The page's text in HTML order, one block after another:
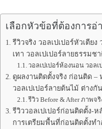
เลือกหัวข้อที่ต้องการอ่
รีวิวจริง วอลเปเปอร์หัวเตีย
เทา วอลเปเปอร์ลายธรรม
วอลเปเปอร์ห้องนอน วอล
ดูผลงานติดตั้งจริง ก่อนติด –
วอลเปเปอร์ลายต้นไม้ ต่างกั
รีวิว Before & After ภาพจ
รีวิววอลเปเปอร์ก่อนติดตั้ง-
การเตรียมพื้นที่ก่อนติดตั้งทำ